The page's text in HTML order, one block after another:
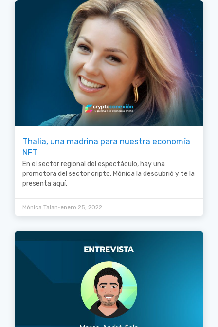
Thalia, una madrina para nuestra economía
NFT
En el sector regional del espectáculo, hay una
promotora del sector cripto. Mónica la descubrió y te la
presenta aquí.
Mónica Talan•enero 25, 2022